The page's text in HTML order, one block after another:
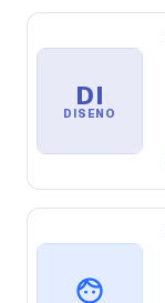
DI
DISEÑO